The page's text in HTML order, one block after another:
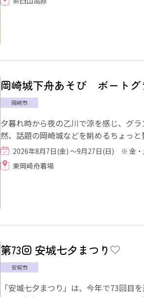
岡崎城下舟あそび ボートグ
岡崎市
夕暮れ時から夜の乙川で涼を感じ、グ
然、話題の岡崎城などを眺めるちょっと
2026年8月7日(金) 〜9月27日(日) ※ 金・
東岡崎舟着場
第73回 安城七夕まつり
安城市
「安城七夕まつり」は、今年で73回目